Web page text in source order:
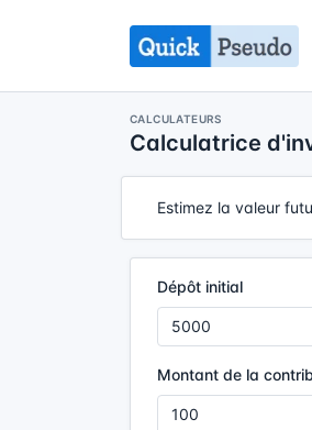
CALCULATEURS
Calculatrice
Estimez la valeur
Dépôt initial
Montant de la